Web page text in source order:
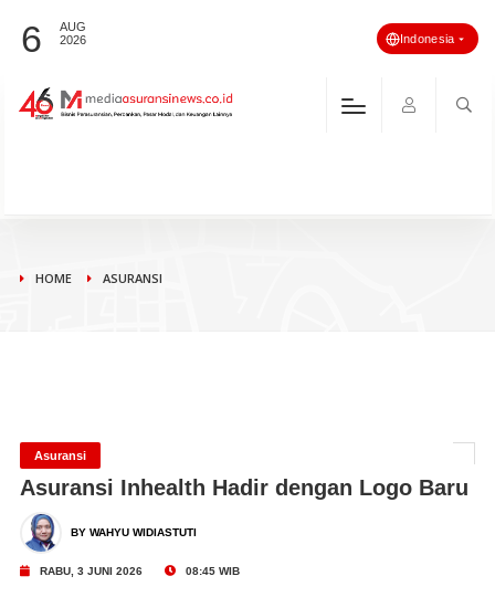
6
AUG
2026
Indonesia
HOME ASURANSI
Asuransi
Asuransi Inhealth Hadir dengan Logo Baru
BY WAHYU WIDIASTUTI
RABU, 3 JUNI 2026 08:45 WIB